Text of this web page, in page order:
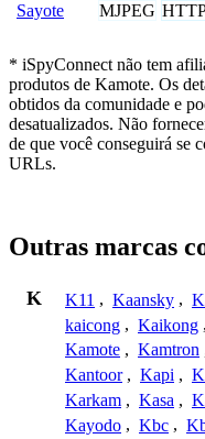
Sayote MJPEG
* iSpyConnect não tem
produtos de Kamote. Os
obtidos da comunidade e
desatualizados. Não
de que você conseguirá se
URLs.
Outras marcas
K K11 , Kaansky ,
kaicong , Kaikong ,
Kamote , Kamtron
Kantoor , Kapi ,
Karkam , Kasa ,
Kayodo , Kbc ,